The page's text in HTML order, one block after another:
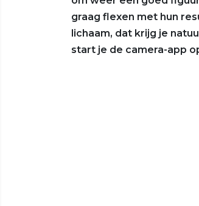
graag flexen met hun
lichaam, dat krijg je
start je de camera-app